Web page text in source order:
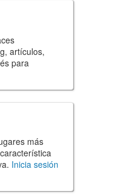
artículos,
para
más
Inicia sesión